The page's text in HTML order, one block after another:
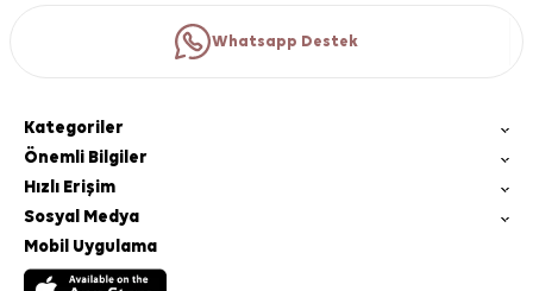
Whatsapp Destek
Kategoriler
Önemli Bilgiler
Hızlı Erişim
Sosyal Medya
Mobil Uygulama